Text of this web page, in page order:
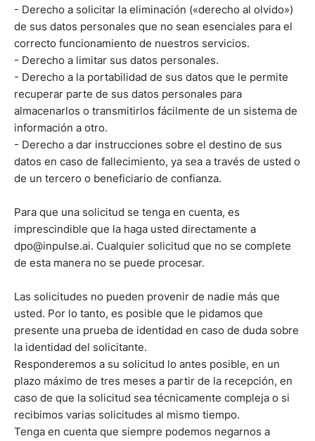
- Derecho a solicitar la eliminación («derecho al olvido»)
de sus datos personales que no sean esenciales para el
correcto funcionamiento de nuestros servicios.
- Derecho a limitar sus datos personales.
- Derecho a la portabilidad de sus datos que le permite
recuperar parte de sus datos personales para
almacenarlos o transmitirlos fácilmente de un sistema de
información a otro.
- Derecho a dar instrucciones sobre el destino de sus
datos en caso de fallecimiento, ya sea a través de usted o
de un tercero o beneficiario de confianza.
Para que una solicitud se tenga en cuenta, es
imprescindible que la haga usted directamente a
dpo@inpulse.ai. Cualquier solicitud que no se complete
de esta manera no se puede procesar.
Las solicitudes no pueden provenir de nadie más que
usted. Por lo tanto, es posible que le pidamos que
presente una prueba de identidad en caso de duda sobre
la identidad del solicitante.
Responderemos a su solicitud lo antes posible, en un
plazo máximo de tres meses a partir de la recepción, en
caso de que la solicitud sea técnicamente compleja o si
recibimos varias solicitudes al mismo tiempo.
Tenga en cuenta que siempre podemos negarnos a